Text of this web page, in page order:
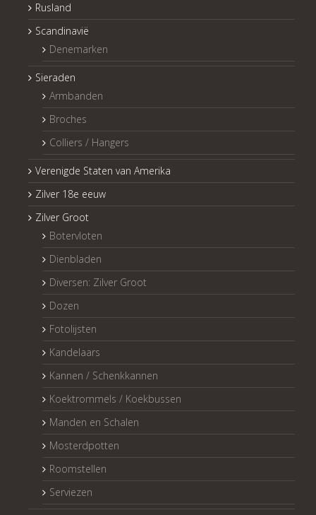
Rusland
Scandinavië
Denemarken
Sieraden
Armbanden
Broches
Colliers / Hangers
Verenigde Staten van Amerika
Zilver 18e eeuw
Zilver Groot
Botervloten
Dienbladen
Diversen: Zilver Groot
Dozen
Fotolijsten
Kandelaars
Kannen / Schenkkannen
Koektrommels / Koekbussen
Manden en Schalen
Mosterdpotten
Roomstellen
Serviezen